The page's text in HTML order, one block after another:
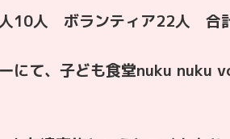
10人 ボランティア22人 合
にて、子ども食堂nuku nuku